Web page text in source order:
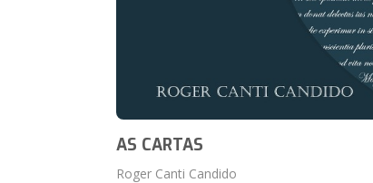
AS CARTAS
Roger Canti Candido